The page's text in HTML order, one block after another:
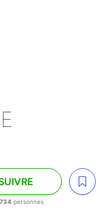
734personnes